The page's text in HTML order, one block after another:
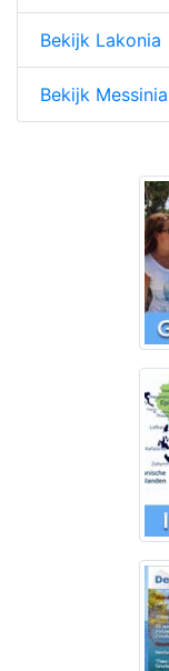
Bekijk Lakonia
Bekijk Messinia